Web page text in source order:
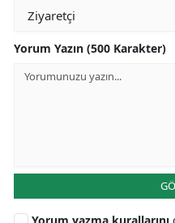
Yorum Yazın (500 Karakter)